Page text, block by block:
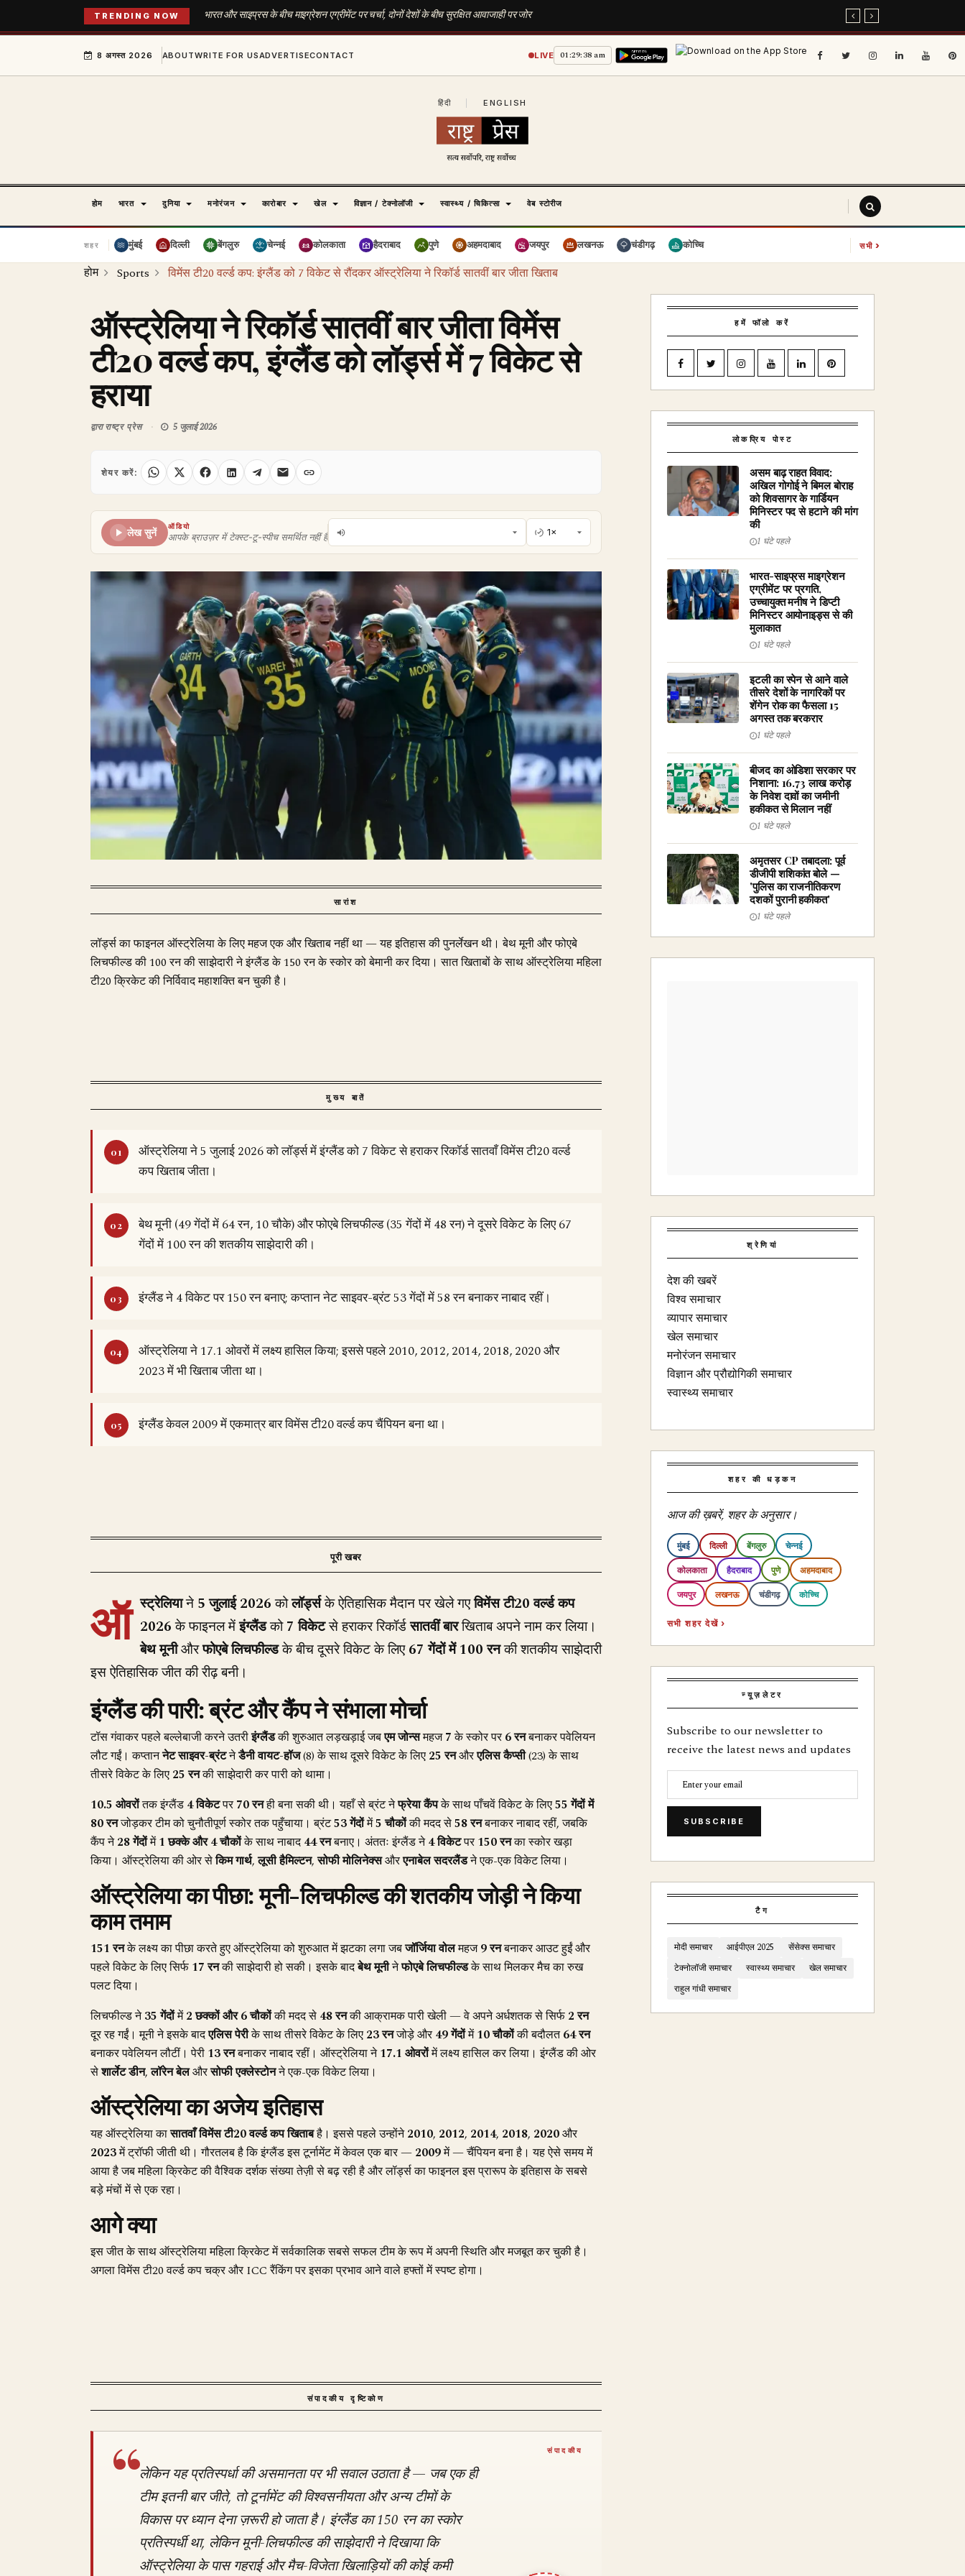
TRENDING NOW भारत और साइप्रस के बीच माइग्रेशन एग्रीमेंट पर चर्चा, दोनों देशों के बीच सुरक्षित आवाजाही पर जोर
8 अगस्त 2026 ABOUTWRITE FOR USADVERTISECONTACT LIVE 01:29:39 am
हिंदी ENGLISH
होम भारत दुनिया मनोरंजन कारोबार खेल विज्ञान / टेक्नोलॉजी स्वास्थ्य / चिकित्सा वेब स्टोरीज
शहर मुंबई दिल्ली बेंगलुरु चेन्नई कोलकाता हैदराबाद पुणे अहमदाबाद जयपुर लखनऊ चंडीगढ़ कोच्चि सभी›
होम Sports विमेंस टी20 वर्ल्ड कप: इंग्लैंड को 7 विकेट से रौंदकर ऑस्ट्रेलिया ने रिकॉर्ड सातवीं बार जीता खिताब
ऑस्ट्रेलिया ने रिकॉर्ड सातवीं बार जीता विमेंस
टी20 वर्ल्ड कप, इंग्लैंड को लॉर्ड्स में 7 विकेट से
हराया
द्वाराराष्ट्र प्रेस 5 जुलाई 2026
शेयर करें:
लेख सुनें
ऑडियो
आपके ब्राउज़र में टेक्स्ट-टू-स्पीच समर्थित नहीं है
सारांश
लॉर्ड्स का फाइनल ऑस्ट्रेलिया के लिए महज एक और खिताब नहीं था — यह इतिहास की पुनर्लेखन थी। बेथ मूनी और फोएबे
लिचफील्ड की 100 रन की साझेदारी ने इंग्लैंड के 150 रन के स्कोर को बेमानी कर दिया। सात खिताबों के साथ ऑस्ट्रेलिया महिला
टी20 क्रिकेट की निर्विवाद महाशक्ति बन चुकी है।
मुख्य बातें
ऑस्ट्रेलिया ने 5 जुलाई 2026 को लॉर्ड्स में इंग्लैंड को 7 विकेट से हराकर रिकॉर्ड सातवाँ विमेंस टी20 वर्ल्ड
कप खिताब जीता।
बेथ मूनी (49 गेंदों में 64 रन, 10 चौके) और फोएबे लिचफील्ड (35 गेंदों में 48 रन) ने दूसरे विकेट के लिए 67
गेंदों में 100 रन की शतकीय साझेदारी की।
इंग्लैंड ने 4 विकेट पर 150 रन बनाए; कप्तान नेट साइवर-ब्रंट 53 गेंदों में 58 रन बनाकर नाबाद रहीं।
ऑस्ट्रेलिया ने 17.1 ओवरों में लक्ष्य हासिल किया; इससे पहले 2010, 2012, 2014, 2018, 2020 और
2023 में भी खिताब जीता था।
इंग्लैंड केवल 2009 में एकमात्र बार विमेंस टी20 वर्ल्ड कप चैंपियन बना था।
ऑ स्ट्रेलियाने 5 जुलाई 2026कोलॉर्ड्सके ऐतिहासिक मैदान पर खेले गएविमेंस टी20 वर्ल्ड कप
2026के फाइनल मेंइंग्लैंडको7 विकेटसे हराकर रिकॉर्डसातवीं बारखिताब अपने नाम कर लिया।
बेथ मूनीऔरफोएबे लिचफील्डके बीच दूसरे विकेट के लिए67 गेंदों में 100 रनकी शतकीय साझेदारी
इस ऐतिहासिक जीत की रीढ़ बनी।
इंग्लैंड की पारी: ब्रंट और कैंप ने संभाला मोर्चा
टॉस गंवाकर पहले बल्लेबाजी करने उतरीइंग्लैंडकी शुरुआत लड़खड़ाई जबएम जोन्समहज7के स्कोर पर6 रनबनाकर पवेलियन
लौट गईं। कप्ताननेट साइवर-ब्रंटनेडैनी वायट-हॉज(8) के साथ दूसरे विकेट के लिए 25 रनऔरएलिस कैप्सी(23) के साथ
तीसरे विकेट के लिए 25 रनकी साझेदारी कर पारी को थामा।
10.5 ओवरोंतक इंग्लैंड 4 विकेटपर70 रनही बना सकी थी। यहाँ से ब्रंट नेफ्रेया कैंपके साथ पाँचवें विकेट के लिए55 गेंदों में
80 रनजोड़कर टीम को चुनौतीपूर्ण स्कोर तक पहुँचाया। ब्रंट53 गेंदोंमें5 चौकोंकी मदद से58 रनबनाकर नाबाद रहीं, जबकि
कैंप ने28 गेंदोंमें1 छक्के और 4 चौकोंके साथ नाबाद44 रनबनाए। अंततः इंग्लैंड ने4 विकेटपर150 रनका स्कोर खड़ा
किया। ऑस्ट्रेलिया की ओर सेकिम गार्थ,लूसी हैमिल्टन,सोफी मोलिनेक्सऔरएनाबेल सदरलैंडने एक-एक विकेट लिया।
ऑस्ट्रेलिया का पीछा: मूनी-लिचफील्ड की शतकीय जोड़ी ने किया
काम तमाम
151 रनके लक्ष्य का पीछा करते हुए ऑस्ट्रेलिया को शुरुआत में झटका लगा जबजॉर्जिया वोलमहज9 रनबनाकर आउट हुईं और
पहले विकेट के लिए सिर्फ 17 रनकी साझेदारी हो सकी। इसके बादबेथ मूनीनेफोएबे लिचफील्डके साथ मिलकर मैच का रुख
पलट दिया।
लिचफील्ड ने35 गेंदोंमें2 छक्कों और 6 चौकोंकी मदद से 48 रनकी आक्रामक पारी खेली — वे अपने अर्धशतक से सिर्फ 2 रन
दूर रह गईं। मूनी ने इसके बादएलिस पेरीके साथ तीसरे विकेट के लिए 23 रनजोड़े और49 गेंदोंमें10 चौकोंकी बदौलत64 रन
बनाकर पवेलियन लौटीं। पेरी 13 रनबनाकर नाबाद रहीं। ऑस्ट्रेलिया ने17.1 ओवरोंमें लक्ष्य हासिल कर लिया। इंग्लैंड की ओर
सेशार्लेट डीन,लॉरेन बेलऔरसोफी एक्लेस्टोनने एक-एक विकेट लिया।
ऑस्ट्रेलिया का अजेय इतिहास
यह ऑस्ट्रेलिया कासातवाँ विमेंस टी20 वर्ल्ड कप खिताबहै। इससे पहले उन्होंने2010, 2012, 2014, 2018, 2020और
2023में ट्रॉफी जीती थी। गौरतलब है कि इंग्लैंड इस टूर्नामेंट में केवल एक बार — 2009में — चैंपियन बना है। यह ऐसे समय में
आया है जब महिला क्रिकेट की वैश्विक दर्शक संख्या तेज़ी से बढ़ रही है और लॉर्ड्स का फाइनल इस प्रारूप के इतिहास के सबसे
बड़े मंचों में से एक रहा।
आगे क्या
इस जीत के साथ ऑस्ट्रेलिया महिला क्रिकेट में सर्वकालिक सबसे सफल टीम के रूप में अपनी स्थिति और मजबूत कर चुकी है।
अगला विमेंस टी20 वर्ल्ड कप चक्र और ICC रैंकिंग पर इसका प्रभाव आने वाले हफ्तों में स्पष्ट होगा।
संपादकीय दृष्टिकोण
लेकिन यह प्रतिस्पर्धा की असमानता पर भी सवाल उठाता है — जब एक ही
टीम इतनी बार जीते, तो टूर्नामेंट की विश्वसनीयता और अन्य टीमों के
विकास पर ध्यान देना ज़रूरी हो जाता है। इंग्लैंड का 150 रन का स्कोर
प्रतिस्पर्धी था, लेकिन मूनी-लिचफील्ड की साझेदारी ने दिखाया कि
ऑस्ट्रेलिया के पास गहराई और मैच-विजेता खिलाड़ियों की कोई कमी
हमें फॉलो करें
लोकप्रिय पोस्ट
असम बाढ़ राहत विवाद:
अखिल गोगोई ने बिमल बोराह
को शिवसागर के गार्डियन
मिनिस्टर पद से हटाने की मांग
की
1 घंटे पहले
भारत-साइप्रस माइग्रेशन
एग्रीमेंट पर प्रगति,
उच्चायुक्त मनीष ने डिप्टी
मिनिस्टर आयोनाइड्स से की
मुलाकात
1 घंटे पहले
इटली का स्पेन से आने वाले
तीसरे देशों के नागरिकों पर
शेंगेन रोक का फैसला 15
अगस्त तक बरकरार
1 घंटे पहले
बीजद का ओडिशा सरकार पर
निशाना: ₹16.73 लाख करोड़
के निवेश दावों का जमीनी
हकीकत से मिलान नहीं
1 घंटे पहले
अमृतसर CP तबादला: पूर्व
डीजीपी शशिकांत बोले —
'पुलिस का राजनीतिकरण
दशकों पुरानी हकीकत'
1 घंटे पहले
श्रेणियां
देश की खबरें
विश्व समाचार
व्यापार समाचार
खेल समाचार
मनोरंजन समाचार
विज्ञान और प्रौद्योगिकी समाचार
स्वास्थ्य समाचार
शहर की धड़कन
आज की ख़बरें, शहर के अनुसार।
मुंबई दिल्ली बेंगलुरु चेन्नई
कोलकाता हैदराबाद पुणे अहमदाबाद
जयपुर लखनऊ चंडीगढ़ कोच्चि
सभी शहर देखें ›
न्यूज़लेटर
Subscribe to our newsletter to
receive the latest news and updates
SUBSCRIBE
टैग
मोदी समाचार आईपीएल 2025
सेंसेक्स समाचार
टेक्नोलॉजी समाचार
स्वास्थ्य समाचार
खेल समाचार
राहुल गांधी समाचार